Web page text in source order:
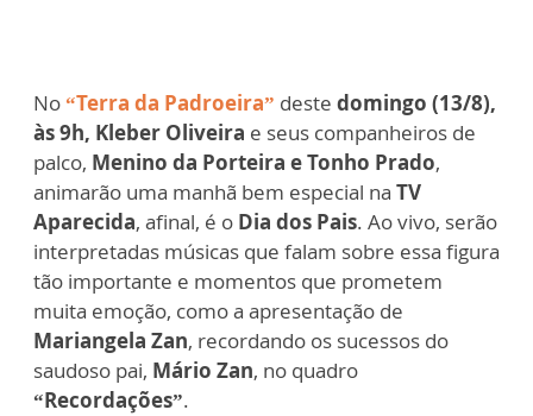
No“Terra da Padroeira” deste domingo (13/8),
às 9h, Kleber Oliveira e seus companheiros de
palco, Menino da Porteira e Tonho Prado,
animarão uma manhã bem especial na TV
Aparecida, afinal, é o Dia dos Pais. Ao vivo, serão
interpretadas músicas que falam sobre essa figura
tão importante e momentos que prometem
muita emoção, como a apresentação de
Mariangela Zan, recordando os sucessos do
saudoso pai, Mário Zan, no quadro
“Recordações”.